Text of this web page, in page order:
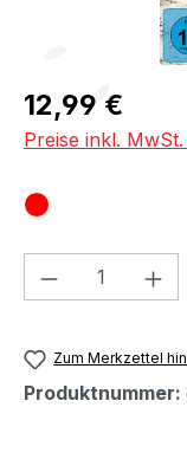
Regulärer Preis:
12,99 €
Preise inkl.
Produkt
Zum Merkzettel
Produktnummer: